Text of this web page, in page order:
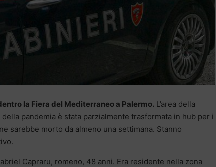
la Fiera del Mediterraneo a Palermo. L’area della
pandemia è stata parzialmente trasformata in hub per i
sarebbe morto da almeno una settimana. Stanno
Capraru, romeno, 48 anni. Era residente nella zona